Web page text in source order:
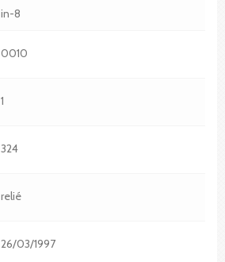
in-8
0010
1
324
relié
26/03/1997